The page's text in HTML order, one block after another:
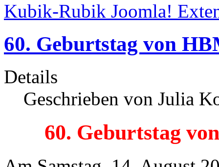
Kubik-Rubik Joomla!
60. Geburtstag von
Details
Geschrieben von Julia
60. Geburtstag